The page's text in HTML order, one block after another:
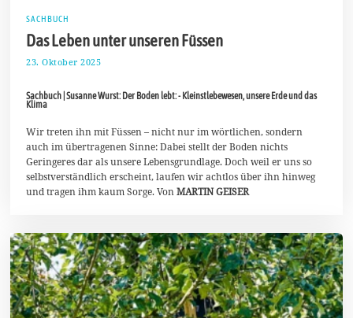
SACHBUCH
Das Leben unter unseren Füssen
23. Oktober 2025
o
m
b
e
r
2
0
Sachbuch | Susanne Wurst: Der Boden lebt: - Kleinstlebewesen, unsere Erde und das
Klima
Wir treten ihn mit Füssen – nicht nur im wörtlichen, sondern
auch im übertragenen Sinne: Dabei stellt der Boden nichts
Geringeres dar als unsere Lebensgrundlage. Doch weil er uns so
selbstverständlich erscheint, laufen wir achtlos über ihn hinweg
und tragen ihm kaum Sorge. VonMARTIN GEISER